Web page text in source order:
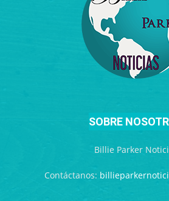
SOBRE
Billie Parker
Contáctanos: